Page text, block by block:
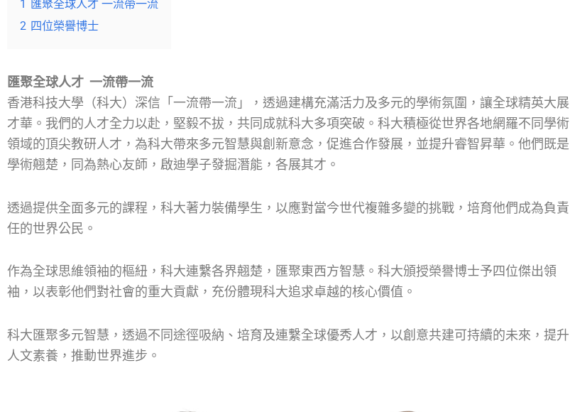
1
匯聚全球人才 一流帶一流
2 四位榮譽博士
匯聚全球人才 一流帶一流
香港科技大學（科大）深信「一流帶一流」，透過建構充滿活力及多元的學術氛圍，讓全球精英大展
才華。我們的人才全力以赴，堅毅不拔，共同成就科大多項突破。科大積極從世界各地網羅不同學術
領域的頂尖教研人才，為科大帶來多元智慧與創新意念，促進合作發展，並提升睿智昇華。他們既是
學術翹楚，同為熱心友師，啟迪學子發掘潛能，各展其才。
透過提供全面多元的課程，科大著力裝備學生，以應對當今世代複雜多變的挑戰，培育他們成為負責
任的世界公民。
作為全球思維領袖的樞紐，科大連繫各界翹楚，匯聚東西方智慧。科大頒授榮譽博士予四位傑出領
袖，以表彰他們對社會的重大貢獻，充份體現科大追求卓越的核心價值。
科大匯聚多元智慧，透過不同途徑吸納、培育及連繫全球優秀人才，以創意共建可持續的未來，提升
人文素養，推動世界進步。